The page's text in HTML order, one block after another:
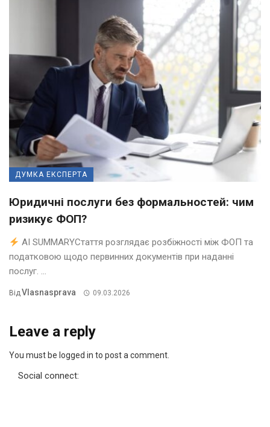
ДУМКА ЕКСПЕРТА
Юридичні послуги без формальностей: чим
ризикує ФОП?
AI SUMMARYСтаття розглядає розбіжності між ФОП та
податковою щодо первинних документів при наданні
послуг. ...
ВідVlasnasprava 09.03.2026
Leave a reply
You must be logged in to post a comment.
Social connect: